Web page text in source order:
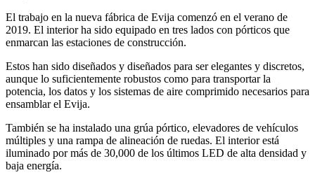
El trabajo en la nueva fábrica de Evija comenzó en el verano de
2019. El interior ha sido equipado en tres lados con pórticos que
enmarcan las estaciones de construcción.
Estos han sido diseñados y diseñados para ser elegantes y discretos,
aunque lo suficientemente robustos como para transportar la
potencia, los datos y los sistemas de aire comprimido necesarios para
ensamblar el Evija.
También se ha instalado una grúa pórtico, elevadores de vehículos
múltiples y una rampa de alineación de ruedas. El interior está
iluminado por más de 30,000 de los últimos LED de alta densidad y
baja energía.